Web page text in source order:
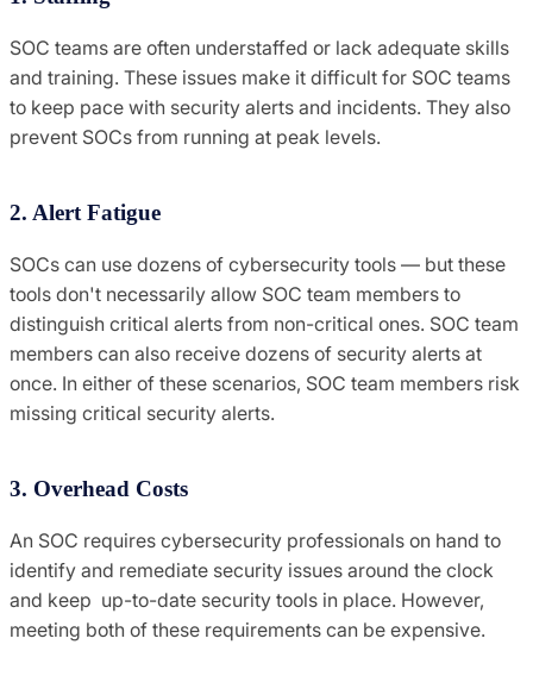
SOC teams are often understaffed or lack adequate skills
and training. These issues make it difficult for SOC teams
to keep pace with security alerts and incidents. They also
prevent SOCs from running at peak levels.
2. Alert Fatigue
SOCs can use dozens of cybersecurity tools — but these
tools don't necessarily allow SOC team members to
distinguish critical alerts from non-critical ones. SOC team
members can also receive dozens of security alerts at
once. In either of these scenarios, SOC team members risk
missing critical security alerts.
3. Overhead Costs
An SOC requires cybersecurity professionals on hand to
identify and remediate security issues around the clock
and keep up-to-date security tools in place. However,
meeting both of these requirements can be expensive.